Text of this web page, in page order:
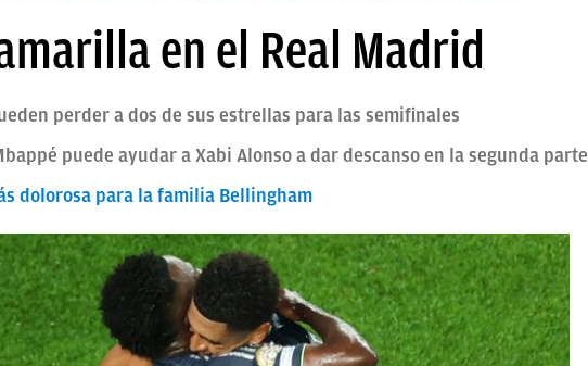
en el Real Madrid
perder a dos de sus estrellas para las semifinales
puede ayudar a Xabi Alonso a dar descanso en la segunda parte
dolorosa para la familia Bellingham